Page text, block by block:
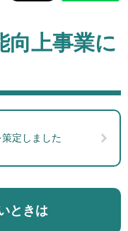
向上事業に
定しました
ときは